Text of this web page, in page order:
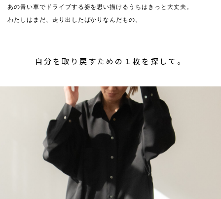
あの青い車でドライブする姿を思い描けるうちはきっと大丈夫。
わたしはまだ、走り出したばかりなんだもの。
自分を取り戻すための１枚を探して。